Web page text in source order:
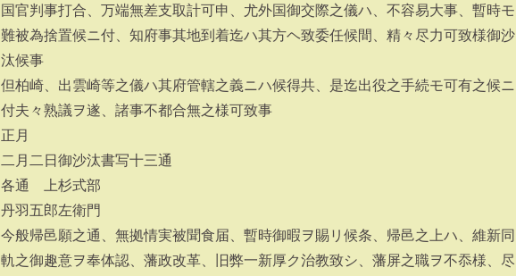
国官判事打合、万端無差支取計可申、尤外国御交際之儀ハ、不容易大事、暫時モ
難被為捨置候ニ付、知府事其地到着迄ハ其方ヘ致委任候間、精々尽力可致様御沙
汰候事
但柏崎、出雲崎等之儀ハ其府管轄之義ニハ候得共、是迄出役之手続モ可有之候ニ
付夫々熟議ヲ遂、諸事不都合無之様可致事
正月
二月二日御沙汰書写十三通
各通 上杉式部
丹羽五郎左衛門
今般帰邑願之通、無拠情実被聞食届、暫時御暇ヲ賜リ候条、帰邑之上ハ、維新同
軌之御趣意ヲ奉体認、藩政改革、旧弊一新厚ク治教致シ、藩屏之職ヲ不忝様、尽